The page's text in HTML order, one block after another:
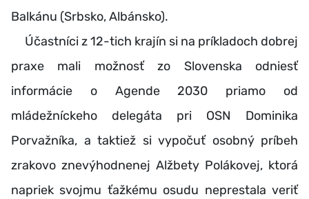
Balkánu (Srbsko, Albánsko).
Účastníci z 12-tich krajín si na príkladoch dobrej
praxe mali možnosť zo Slovenska odniesť
informácie o Agende 2030 priamo od
mládežníckeho delegáta pri OSN Dominika
Porvažníka, a taktiež si vypočuť osobný príbeh
zrakovo znevýhodnenej Alžbety Polákovej, ktorá
napriek svojmu ťažkému osudu neprestala veriť